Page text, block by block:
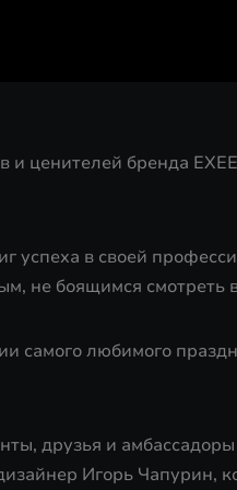
ценителей бренда
успеха в своей
не боящимся смотреть
самого любимого
друзья и
Игорь Чапурин,